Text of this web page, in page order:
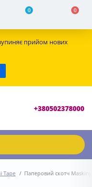
0 0
прийом нових
+380502378000
Tape Паперовий скотч